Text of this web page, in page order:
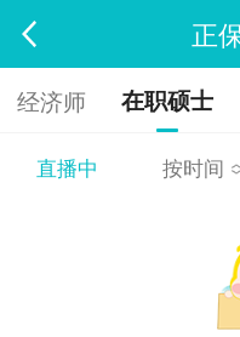
正
经济师 在职硕士
直播中 按时间